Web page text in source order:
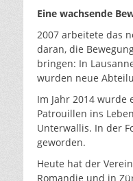
Eine wachsende
2007 arbeitete das
daran, die
bringen: In
wurden neue
Im Jahr 2014 wurde
Patrouillen ins
Unterwallis. In der
geworden.
Heute hat der
Romandie und in